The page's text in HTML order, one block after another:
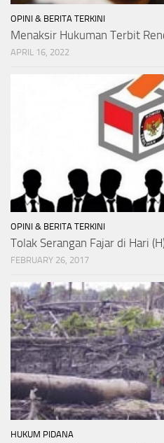
OPINI & BERITA TERKINI
Menaksir Hukuman Terbit
APRIL 16, 2022
OPINI & BERITA TERKINI
Tolak Serangan Fajar di Hari
FEBRUARY 26, 2017
HUKUM PIDANA